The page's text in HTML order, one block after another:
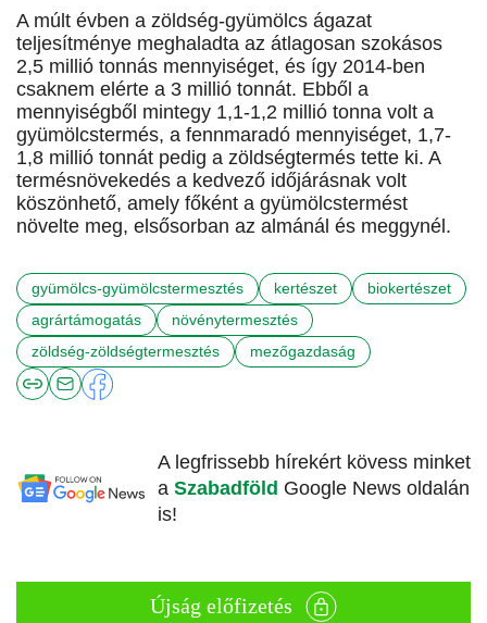
A múlt évben a zöldség-gyümölcs ágazat
teljesítménye meghaladta az átlagosan szokásos
2,5 millió tonnás mennyiséget, és így 2014-ben
csaknem elérte a 3 millió tonnát. Ebből a
mennyiségből mintegy 1,1-1,2 millió tonna volt a
gyümölcstermés, a fennmaradó mennyiséget, 1,7-
1,8 millió tonnát pedig a zöldségtermés tette ki. A
termésnövekedés a kedvező időjárásnak volt
köszönhető, amely főként a gyümölcstermést
növelte meg, elsősorban az almánál és meggynél.
gyümölcs-gyümölcstermesztés kertészet
biokertészet
agrártámogatás
növénytermesztés
zöldség-zöldségtermesztés
mezőgazdaság
A legfrissebb hírekért kövess minket
a Szabadföld Google News oldalán
is!
Újság előfizetés